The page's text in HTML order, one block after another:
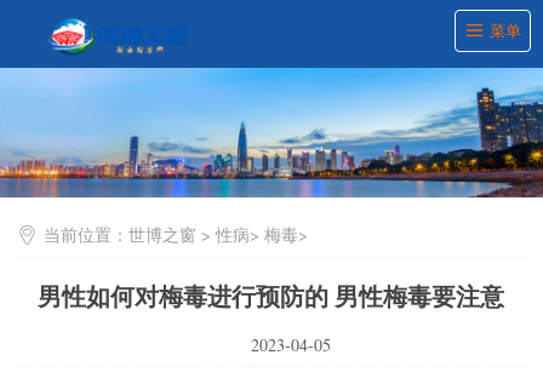
菜单
当前位置： 世博之窗 > 性病> 梅毒>
男性如何对梅毒进行预防的 男性梅毒要注意
2023-04-05